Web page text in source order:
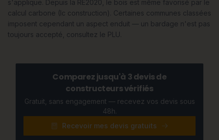
s'applique. Depuis la RE2020, le bois est même favorisé par le
calcul carbone (Ic construction). Certaines communes classées
imposent cependant un aspect enduit — un bardage n'est pas
toujours accepté, consultez le PLU.
Comparez jusqu'à 3 devis de
constructeurs vérifiés
Gratuit, sans engagement — recevez vos devis sous
48h.
Recevoir mes devis gratuits